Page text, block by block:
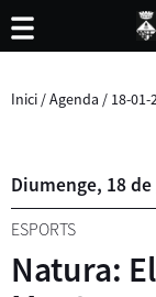
Inici /Agenda / 18-01-
Diumenge, 18de
ESPORTS
Natura: